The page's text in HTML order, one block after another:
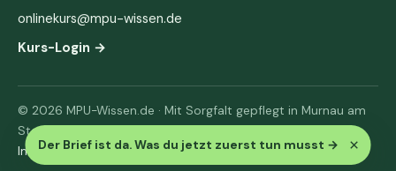
Der Brief ist da. Was du jetzt zuerst tun musst → ×
onlinekurs@mpu-wissen.de
Kurs-Login →
© 2026 MPU-Wissen.de · Mit Sorgfalt gepflegt in Murnau am
Staffelsee
Impressum· Datenschutz & AGB